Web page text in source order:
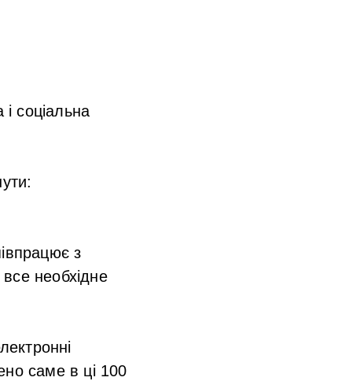
соціальна
з
необхідне
саме в ці 100